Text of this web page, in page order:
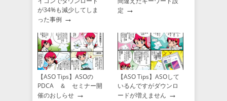
が34%も減少してしま
った事例 →
定 →
【ASO Tips】ASOの
PDCA ＆ セミナー開
催のおしらせ →
【ASO Tips】ASOして
いるんですがダウンロ
ードが増えません →